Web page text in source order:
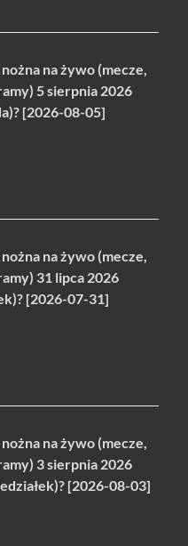
nożna na żywo (mecze,
5 sierpnia 2026
[2026-08-05]
nożna na żywo (mecze,
31 lipca 2026
[2026-07-31]
nożna na żywo (mecze,
3 sierpnia 2026
[2026-08-03]